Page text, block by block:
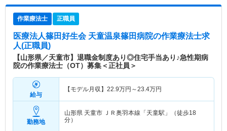
作業療法士 正職員
医療法人篠田好生会 天童温泉篠田病院の作業療法士求
人(正職員)
【山形県／天童市】退職金制度あり◎住宅手当あり♪急性期病
院の作業療法士（OT）募集＜正社員＞
給与
【モデル月収】 22.9万円～23.4万円
勤務地
山形県 天童市 ＪＲ奥羽本線「天童駅」（徒歩18
分）